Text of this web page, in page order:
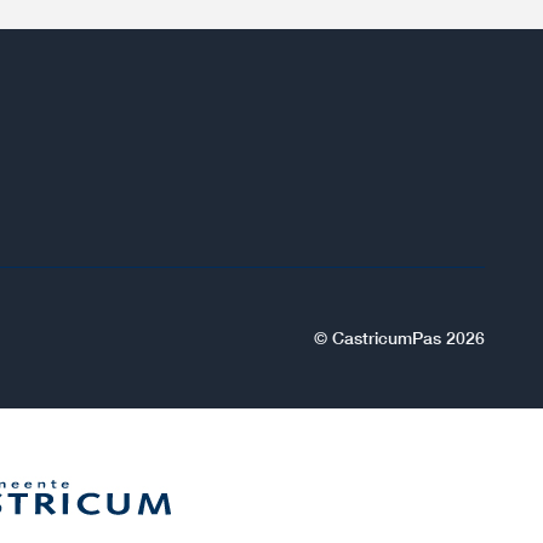
© CastricumPas 2026